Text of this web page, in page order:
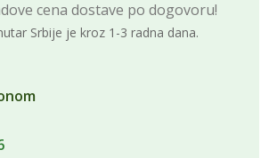
cena dostave po dogovoru!
Srbije je kroz 1-3 radna dana.